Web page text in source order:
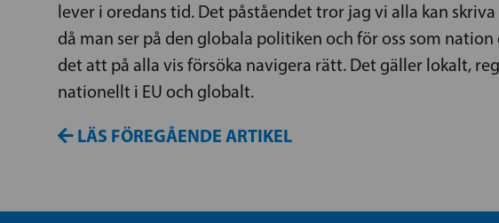
lever i oredans tid. Det påståendet tror jag vi alla kan
då man ser på den globala politiken och för oss som nation
det att på alla vis försöka navigera rätt. Det gäller lokalt,
nationellt i EU och globalt.
LÄS FÖREGÅENDE ARTIKEL